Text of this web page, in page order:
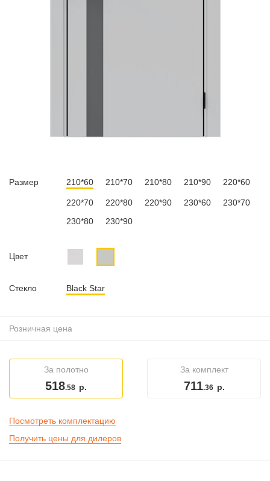
Размер 210*60 210*70 210*80 210*90 220*60
220*70 220*80 220*90 230*60
230*70
230*80
230*90
Цвет
Стекло Black Star
Розничная цена
За полотно
518.58 р.
За комплект
711.36 р.
Посмотреть комплектацию
Получить цены для дилеров